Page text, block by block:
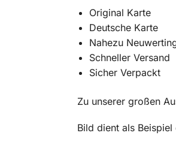
Original Karte
Deutsche Karte
Nahezu
Schneller Versand
Sicher Verpackt
Zu unserer großen
Bild dient als